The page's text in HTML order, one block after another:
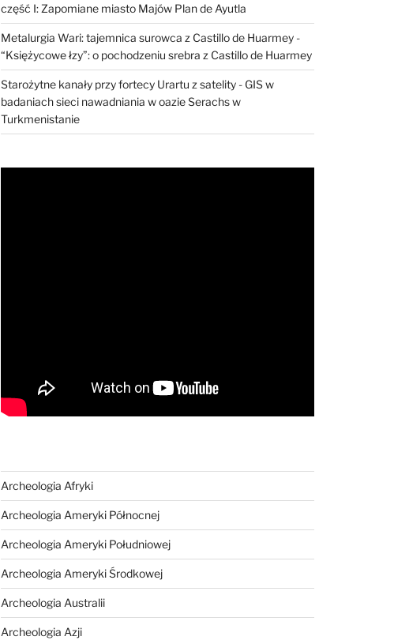
część I: Zapomiane miasto Majów Plan de Ayutla
Metalurgia Wari: tajemnica surowca z Castillo de Huarmey-
“Księżycowe łzy”: o pochodzeniu srebra z Castillo de Huarmey
Starożytne kanały przy fortecy Urartu z satelity- GIS w
badaniach sieci nawadniania w oazie Serachs w
Turkmenistanie
Archeologia Afryki
Archeologia Ameryki Północnej
Archeologia Ameryki Południowej
Archeologia Ameryki Środkowej
Archeologia Australii
Archeologia Azji